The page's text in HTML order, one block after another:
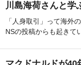
川島海荷さんと学
「人身取引」って海外
NSの投稿からも起きて